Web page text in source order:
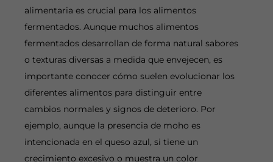
alimentaria es crucial para los alimentos
fermentados. Aunque muchos alimentos
fermentados desarrollan de forma natural sabores
o texturas diversas a medida que envejecen, es
importante conocer cómo suelen evolucionar los
diferentes alimentos para distinguir entre
cambios normales y signos de deterioro. Por
ejemplo, aunque la presencia de moho es
intencionada en el queso azul, si tiene un
crecimiento excesivo o muestra un color